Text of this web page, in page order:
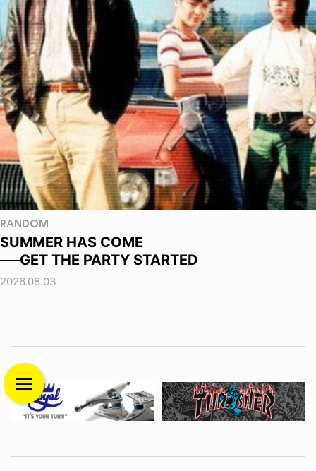
RANDOM
SUMMER HAS COME
──GET THE PARTY STARTED
2026.08.03